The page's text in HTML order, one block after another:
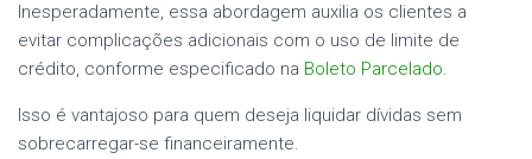
Inesperadamente, essa abordagem auxilia os clientes a
evitar complicações adicionais com o uso de limite de
crédito, conforme especificado na Boleto Parcelado.
Isso é vantajoso para quem deseja liquidar dívidas sem
sobrecarregar-se financeiramente.